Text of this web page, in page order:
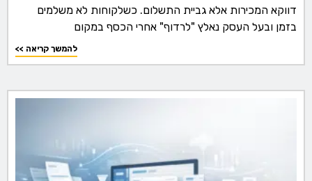
דווקא המכירות אלא גביית התשלום. כשלקוחות לא משלמים
בזמן ובעל העסק נאלץ "לרדוף" אחרי הכסף במקום
<< להמשך קריאה